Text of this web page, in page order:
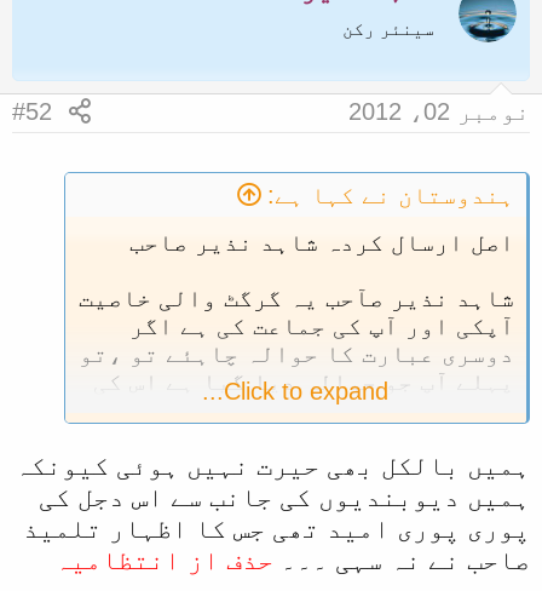
t
o
s
سینئر رکن
نومبر 02، 2012 #52
ہندوستان نے کہا ہے:
اصل ارسال کردہ شاہد نذیر صاحب
شاہد نذیر صآحب یہ گرگٹ والی خاصیت
آپکی اور آپ کی جماعت کی ہے اگر
دوسری عبارت کا حوالہ چاہئے تو ،تو
پہلے آپ جو حوالہ دیا گیا ہے اس کی
طرف توبہ کیئجے اس کے بعد ہم سے
میں تو اس تھریڈ کا جواب نہیں
دونگا کیونکہ یہ تو امریکہ والی
چالیں ہیں کہ بارودی سرنگیں بچھا
دیتا ہے پھر الٹی چالیں چلتا ہے
شاید یہ سبق وہیں سے سیکھا ہے آپ نے
Click to expand...
ہمیں بالکل بھی حیرت نہیں ہوئی کیونکہ
ہمیں دیوبندیوں کی جانب سے اس دجل کی
پوری پوری امید تھی جس کا اظہار تلمیذ
صاحب نے نہ سہی ۔۔۔ حذف از انتظامیہ